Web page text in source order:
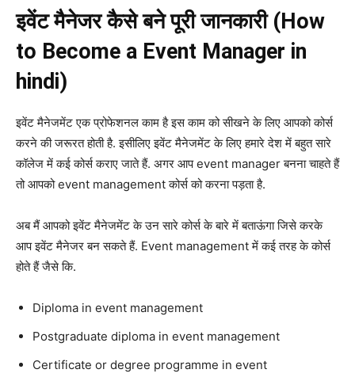
इवेंट मैनेजर कैसे बने पूरी जानकारी (How
to Become a Event Manager in
hindi)
इवेंट मैनेजमेंट एक प्रोफेशनल काम है इस काम को सीखने के लिए आपको कोर्स
करने की जरूरत होती है. इसीलिए इवेंट मैनेजमेंट के लिए हमारे देश में बहुत सारे
कॉलेज में कई कोर्स कराए जाते हैं. अगर आप event manager बनना चाहते हैं
तो आपको event management कोर्स को करना पड़ता है.
अब मैं आपको इवेंट मैनेजमेंट के उन सारे कोर्स के बारे में बताऊंगा जिसे करके
आप इवेंट मैनेजर बन सकते हैं. Event management में कई तरह के कोर्स
होते हैं जैसे कि.
Diploma in event management
Postgraduate diploma in event management
Certificate or degree programme in event